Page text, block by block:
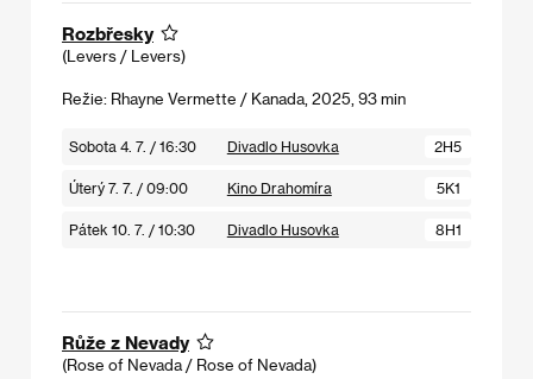
Rozbřesky
(Levers / Levers)
Režie: Rhayne Vermette / Kanada, 2025, 93 min
Sobota 4. 7. / 16:30 Divadlo Husovka 2H5
Úterý 7. 7. / 09:00 Kino Drahomíra 5K1
Pátek 10. 7. / 10:30 Divadlo Husovka 8H1
Růže z Nevady
(Rose of Nevada / Rose of Nevada)